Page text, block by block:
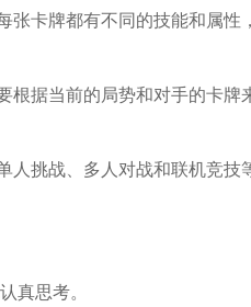
张卡牌都有不同的技能和属性
根据当前的局势和对手的卡牌
挑战、多人对战和联机竞技
真思考。